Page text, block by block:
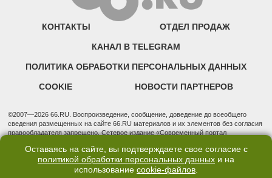
КОНТАКТЫ ОТДЕЛ ПРОДАЖ
КАНАЛ В TELEGRAM
ПОЛИТИКА ОБРАБОТКИ ПЕРСОНАЛЬНЫХ ДАННЫХ
COOKIE НОВОСТИ ПАРТНЕРОВ
©2007—2026 66.RU. Воспроизведение, сообщение, доведение до всеобщего
сведения размещенных на сайте 66.RU материалов и их элементов без согласия
правообладателя запрещено. Сетевое издание «Современный портал
надзору в сфере связи, информационных технологий и массовых коммуникаций
(Роскомнадзор). Регистрационный номер ЭЛ № ФС 77 - 76634 от 02.09.2019
Учредитель: Общество с ограниченной ответственностью "66.ру". Юридический
Оставаясь на сайте, вы подтверждаете свое согласие с
политикой обработки персональных данных и на
использование cookie-файлов.